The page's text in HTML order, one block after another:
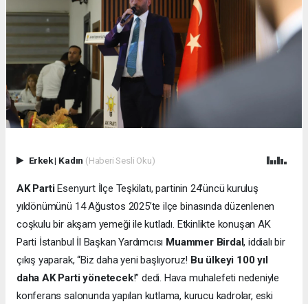
Erkek| Kadın (Haberi Sesli Oku)
AK PartiEsenyurt İlçe Teşkilatı, partinin 24’üncü kuruluş
yıldönümünü 14 Ağustos 2025’te ilçe binasında düzenlenen
coşkulu bir akşam yemeği ile kutladı. Etkinlikte konuşan AK
Parti İstanbul İl Başkan Yardımcısı Muammer Birdal, iddialı bir
çıkış yaparak, “Biz daha yeni başlıyoruz! Bu ülkeyi 100 yıl
daha AK Parti yönetecek!” dedi. Hava muhalefeti nedeniyle
konferans salonunda yapılan kutlama, kurucu kadrolar, eski